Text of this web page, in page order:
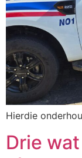
Hierdie
Drie